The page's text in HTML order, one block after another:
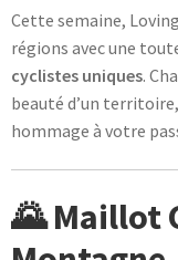
Cette semaine,
régions avec une
cyclistes uniques.
beauté d’un
hommage à votre
🌄 Maillot